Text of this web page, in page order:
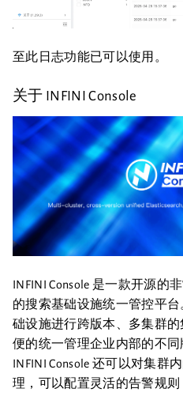
至此日志功能已可以使用。
关于 INFINI Console
INFINI Console 是一款开源的
的搜索基础设施统一管控平
础设施进行跨版本、多集群
便的统一管理企业内部的不同
INFINI Console 还可以对集群
理，可以配置灵活的告警规